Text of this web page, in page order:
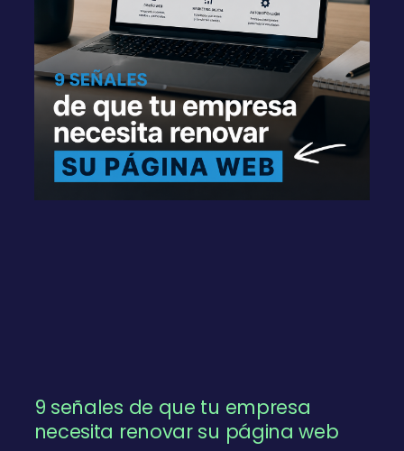
9 señales de que tu empresa
necesita renovar su página web